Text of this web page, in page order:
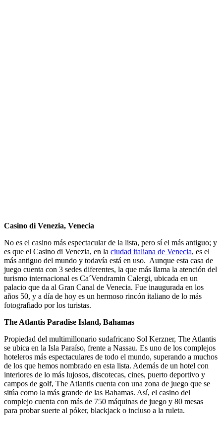
Casino di Venezia, Venecia
No es el casino más espectacular de la lista, pero sí el más antiguo; y
es que el Casino di Venezia, en la ciudad italiana de Venecia, es el
más antiguo del mundo y todavía está en uso. Aunque esta casa de
juego cuenta con 3 sedes diferentes, la que más llama la atención del
turismo internacional es Ca´Vendramin Calergi, ubicada en un
palacio que da al Gran Canal de Venecia. Fue inaugurada en los
años 50, y a día de hoy es un hermoso rincón italiano de lo más
fotografiado por los turistas.
The Atlantis Paradise Island, Bahamas
Propiedad del multimillonario sudafricano Sol Kerzner, The Atlantis
se ubica en la Isla Paraíso, frente a Nassau. Es uno de los complejos
hoteleros más espectaculares de todo el mundo, superando a muchos
de los que hemos nombrado en esta lista. Además de un hotel con
interiores de lo más lujosos, discotecas, cines, puerto deportivo y
campos de golf, The Atlantis cuenta con una zona de juego que se
sitúa como la más grande de las Bahamas. Así, el casino del
complejo cuenta con más de 750 máquinas de juego y 80 mesas
para probar suerte al póker, blackjack o incluso a la ruleta.